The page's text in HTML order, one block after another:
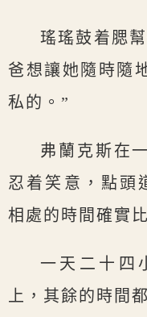
瑤瑤鼓着腮
爸想讓她隨時隨
私的。”
弗蘭克斯在
忍着笑意，點頭
相處的時間確實
一天二十四
上，其餘的時間